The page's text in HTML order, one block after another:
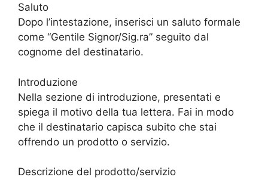
Saluto
Dopo l’intestazione, inserisci un saluto formale
come “Gentile Signor/Sig.ra” seguito dal
cognome del destinatario.
Introduzione
Nella sezione di introduzione, presentati e
spiega il motivo della tua lettera. Fai in modo
che il destinatario capisca subito che stai
offrendo un prodotto o servizio.
Descrizione del prodotto/servizio